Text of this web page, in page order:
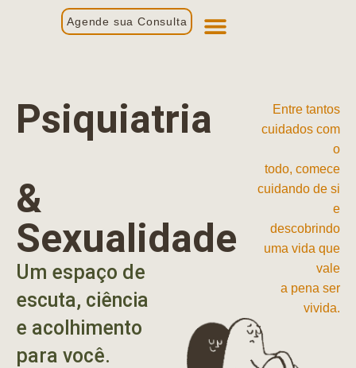
Agende sua Consulta
Psiquiatria
&
Sexualidade
Um espaço de
escuta, ciência
e acolhimento
para você.
Entre tantos
cuidados com
o
todo, comece
cuidando de si
e
descobrindo
uma vida que
vale
a pena ser
vivida.